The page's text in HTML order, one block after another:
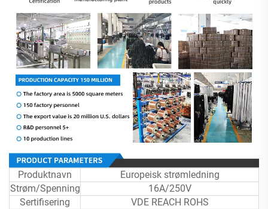
Produktnavn
Europeisk strømledning
Strøm/Spenning
16A/250V
Sertifisering
VDE REACH ROHS